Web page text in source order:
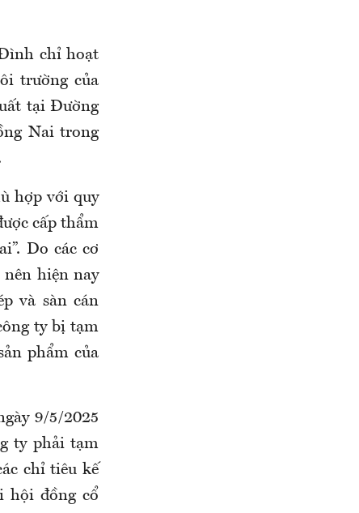
chỉ hoạt
trường của
tại Đường
Nai trong
hợp với quy
cấp thẩm
Do các cơ
hiện nay
và sàn cán
ty bị tạm
phẩm của
9/5/2025
ty phải tạm
chỉ tiêu kế
hội đồng cổ